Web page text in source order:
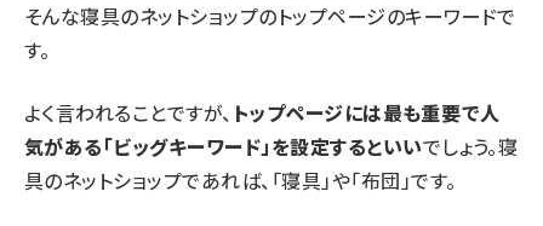
そんな寝具のネットショップのトップページのキーワードで
す。
よく言われることですが、 トップページには最も重要で人
気がある「ビッグキーワード」を設定するといいでしょう。寝
具のネットショップであれば、「寝具」や「布団」です。